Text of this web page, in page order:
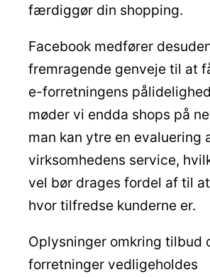
færdiggør din shopping.
Facebook medfører
fremragende genveje til at
e-forretningens
møder vi endda shops på
man kan ytre en evaluering
virksomhedens service,
vel bør drages fordel af til
hvor tilfredse kunderne er.
Oplysninger omkring tilbud
forretninger vedligeholdes